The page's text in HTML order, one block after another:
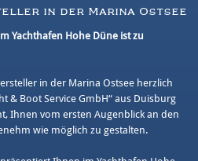
in der Marina Ostsee
Yachthafen Hohe Düne ist zu
in der Marina Ostsee herzlich
& Boot Service GmbH“ aus Duisburg
Ihnen vom ersten Augenblick an den
wie möglich zu gestalten.